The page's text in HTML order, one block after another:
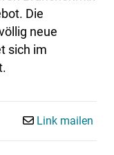
Die
neue
sich im
Link mailen